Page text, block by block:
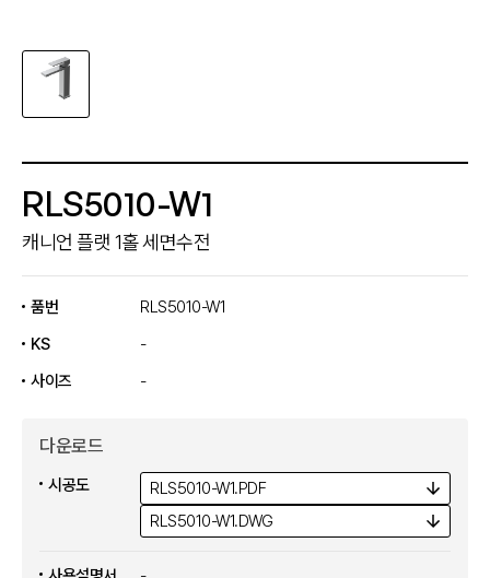
RLS5010-W1
캐니언 플랫 1홀 세면수전
품번
RLS5010-W1
KS
-
사이즈
-
다운로드
시공도 RLS5010-W1.PDF
RLS5010-W1.DWG